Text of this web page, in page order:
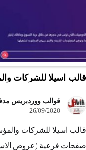
قالب اسيلا للشركات
قوالب ووردبريس
26/09/2020
صفحات فرعية (عروض